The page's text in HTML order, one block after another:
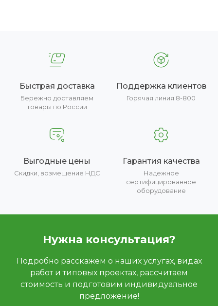
Быстрая доставка
Бережно доставляем
товары по России
Поддержка клиентов
Горячая линия 8-800
Выгодные цены
Скидки, возмещение НДС
Гарантия качества
Надежное
сертифицированное
оборудование
Нужна консультация?
Подробно расскажем о наших услугах, видах
работ и типовых проектах, рассчитаем
стоимость и подготовим индивидуальное
предложение!